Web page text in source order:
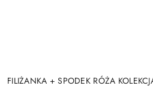
FILIŻANKA + SPODEK RÓŻA